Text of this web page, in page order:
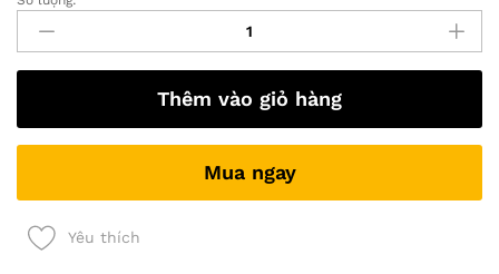
Hộp
mực
TECH
05A/80A
trắng)
quantity
Thêm vào giỏ hàng
Mua ngay
Yêu thích